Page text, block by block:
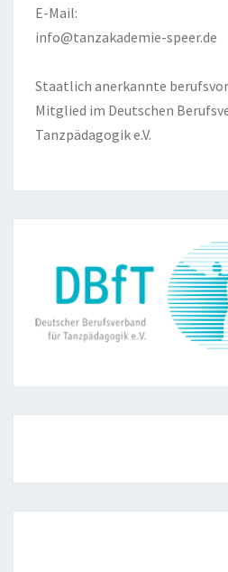
E-Mail:
info@tanzakademie-speer.de
Staatlich anerkannte
Mitglied im Deutschen
Tanzpädagogik e.V.